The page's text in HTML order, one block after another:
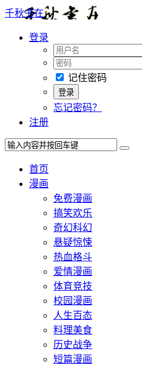
千秋书在
登录
记住密码
忘记密码？
注册
首页
漫画
免费漫画
搞笑欢乐
奇幻科幻
悬疑惊悚
热血格斗
爱情漫画
体育竞技
校园漫画
人生百态
料理美食
历史战争
短篇漫画